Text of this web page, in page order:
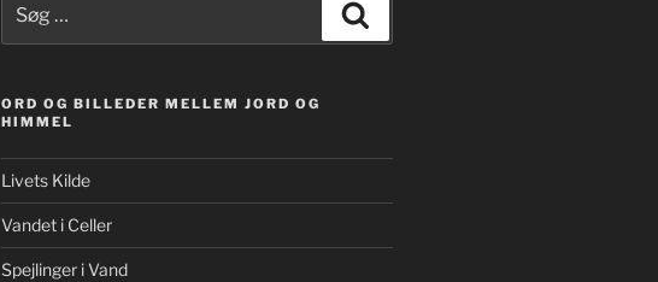
efter:
ORD OG BILLEDER MELLEM JORD OG
HIMMEL
Livets Kilde
Vandet i Celler
Spejlinger i Vand